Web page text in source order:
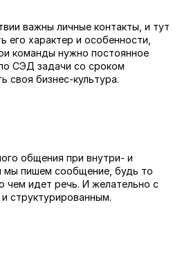
важны личные контакты, и тут
характер и особенности,
команды нужно постоянное
СЭД задачи со сроком
своя бизнес-культура.
общения при внутри- и
мы пишем сообщение, будь то
чем идет речь. И желательно с
структурированным.